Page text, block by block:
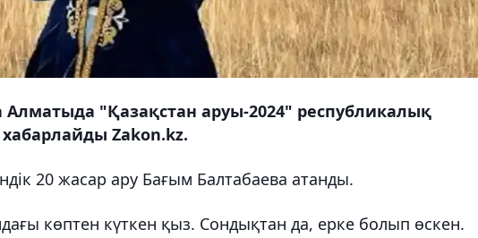
"Қазақстан аруы-2024" республикалық
Zakon.kz.
20 жасар ару Бағым Балтабаева атанды.
көптен күткен қыз. Сондықтан да, ерке болып өскен.